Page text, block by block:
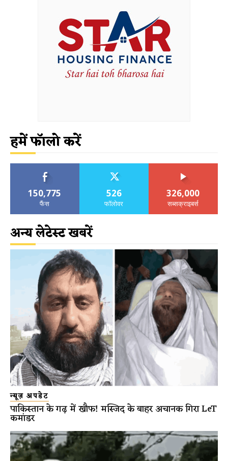
हमें फॉलो करें
150,775
फैंस
526
फॉलोवर
326,000
सब्सक्राइबर्स
अन्य लेटेस्ट खबरें
न्यूज़ अपडेट
पाकिस्तान के गढ़ में खौफ! मस्जिद के बाहर अचानक गिरा LeT
कमांडर